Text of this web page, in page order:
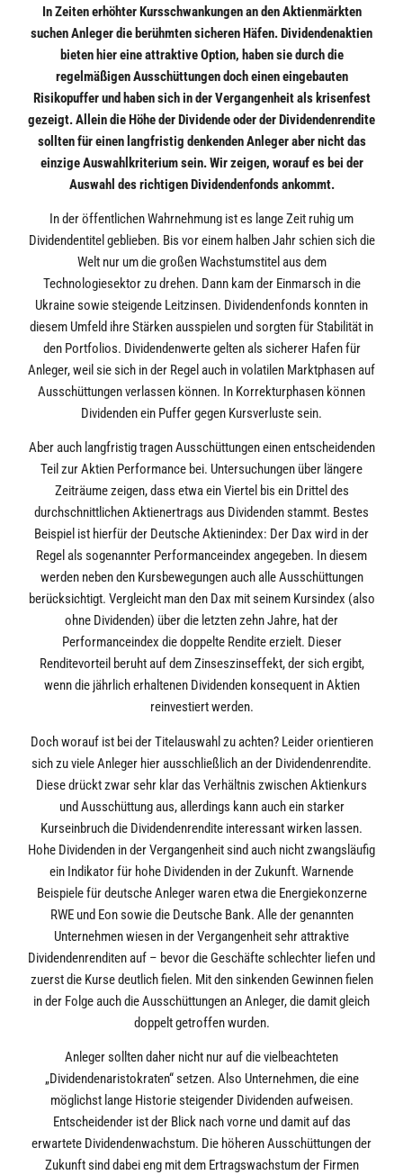
In Zeiten erhöhter Kursschwankungen an den Aktienmärkten
suchen Anleger die berühmten sicheren Häfen. Dividendenaktien
bieten hier eine attraktive Option, haben sie durch die
regelmäßigen Ausschüttungen doch einen eingebauten
Risikopuffer und haben sich in der Vergangenheit als krisenfest
gezeigt. Allein die Höhe der Dividende oder der Dividendenrendite
sollten für einen langfristig denkenden Anleger aber nicht das
einzige Auswahlkriterium sein. Wir zeigen, worauf es bei der
Auswahl des richtigen Dividendenfonds ankommt.
In der öffentlichen Wahrnehmung ist es lange Zeit ruhig um
Dividendentitel geblieben. Bis vor einem halben Jahr schien sich die
Welt nur um die großen Wachstumstitel aus dem
Technologiesektor zu drehen. Dann kam der Einmarsch in die
Ukraine sowie steigende Leitzinsen. Dividendenfonds konnten in
diesem Umfeld ihre Stärken ausspielen und sorgten für Stabilität in
den Portfolios. Dividendenwerte gelten als sicherer Hafen für
Anleger, weil sie sich in der Regel auch in volatilen Marktphasen auf
Ausschüttungen verlassen können. In Korrekturphasen können
Dividenden ein Puffer gegen Kursverluste sein.
Aber auch langfristig tragen Ausschüttungen einen entscheidenden
Teil zur Aktien Performance bei. Untersuchungen über längere
Zeiträume zeigen, dass etwa ein Viertel bis ein Drittel des
durchschnittlichen Aktienertrags aus Dividenden stammt. Bestes
Beispiel ist hierfür der Deutsche Aktienindex: Der Dax wird in der
Regel als sogenannter Performanceindex angegeben. In diesem
werden neben den Kursbewegungen auch alle Ausschüttungen
berücksichtigt. Vergleicht man den Dax mit seinem Kursindex (also
ohne Dividenden) über die letzten zehn Jahre, hat der
Performanceindex die doppelte Rendite erzielt. Dieser
Renditevorteil beruht auf dem Zinseszinseffekt, der sich ergibt,
wenn die jährlich erhaltenen Dividenden konsequent in Aktien
reinvestiert werden.
Doch worauf ist bei der Titelauswahl zu achten? Leider orientieren
sich zu viele Anleger hier ausschließlich an der Dividendenrendite.
Diese drückt zwar sehr klar das Verhältnis zwischen Aktienkurs
und Ausschüttung aus, allerdings kann auch ein starker
Kurseinbruch die Dividendenrendite interessant wirken lassen.
Hohe Dividenden in der Vergangenheit sind auch nicht zwangsläufig
ein Indikator für hohe Dividenden in der Zukunft. Warnende
Beispiele für deutsche Anleger waren etwa die Energiekonzerne
RWE und Eon sowie die Deutsche Bank. Alle der genannten
Unternehmen wiesen in der Vergangenheit sehr attraktive
Dividendenrenditen auf – bevor die Geschäfte schlechter liefen und
zuerst die Kurse deutlich fielen. Mit den sinkenden Gewinnen fielen
in der Folge auch die Ausschüttungen an Anleger, die damit gleich
doppelt getroffen wurden.
Anleger sollten daher nicht nur auf die vielbeachteten
„Dividendenaristokraten“ setzen. Also Unternehmen, die eine
möglichst lange Historie steigender Dividenden aufweisen.
Entscheidender ist der Blick nach vorne und damit auf das
erwartete Dividendenwachstum. Die höheren Ausschüttungen der
Zukunft sind dabei eng mit dem Ertragswachstum der Firmen